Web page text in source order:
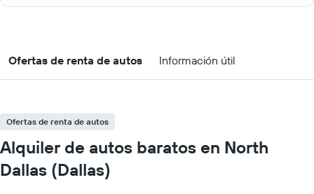
Ofertas de renta de autos Información útil
Ofertas de renta de autos
Alquiler de autos baratos en North
Dallas (Dallas)